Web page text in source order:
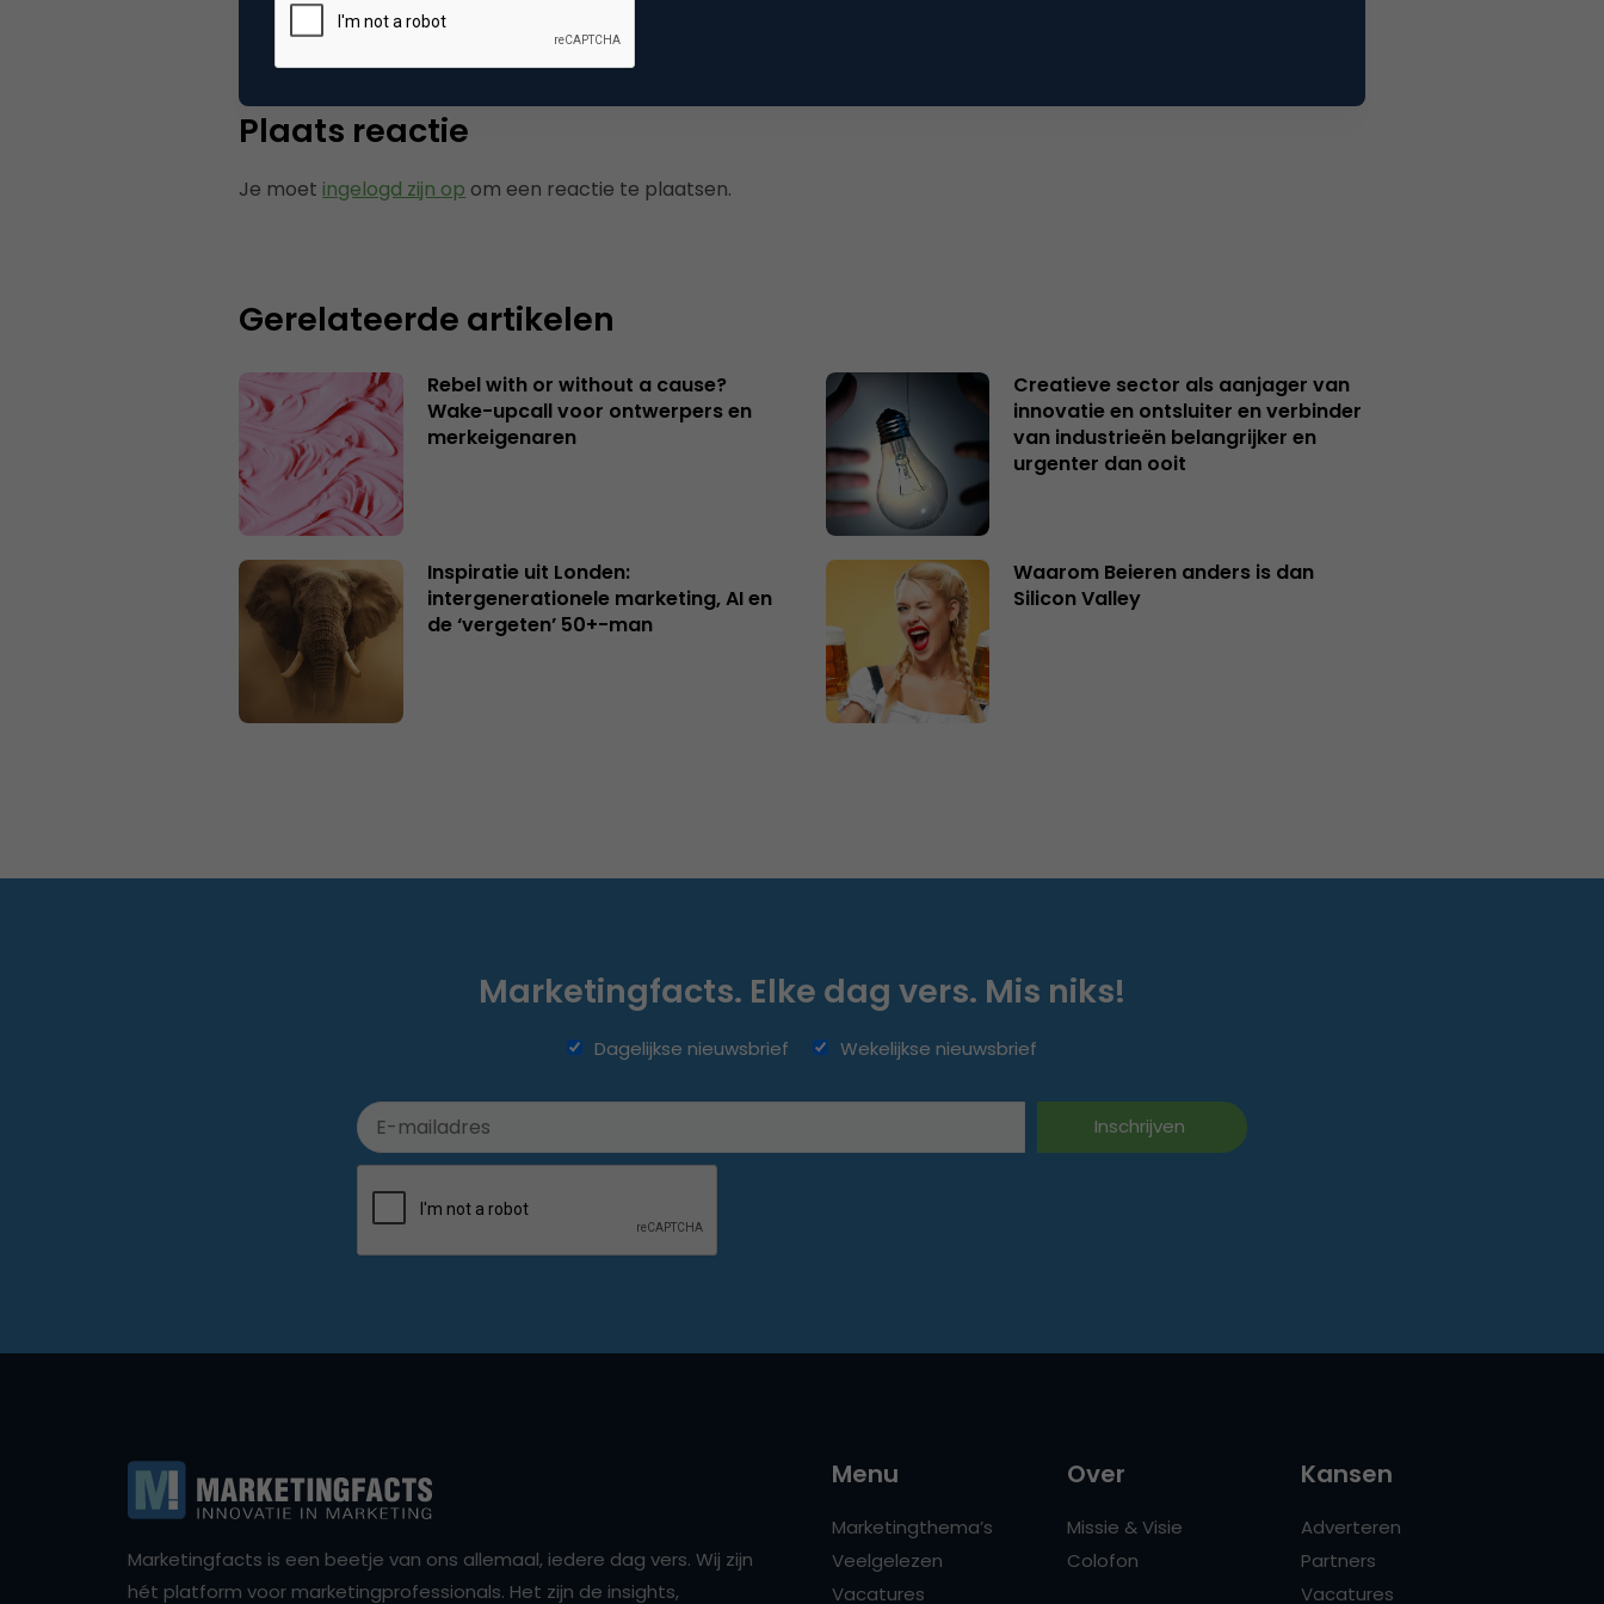
Plaats reactie
Je moet ingelogd zijn op om een reactie te plaatsen.
Gerelateerde artikelen
Rebel with or without a cause?
Wake-upcall voor ontwerpers en
merkeigenaren
Creatieve sector als aanjager van
innovatie en ontsluiter en verbinder
van industrieën belangrijker en
urgenter dan ooit
Inspiratie uit Londen:
intergenerationele marketing, AI en
de ‘vergeten’ 50+-man
Waarom Beieren anders is dan
Silicon Valley
Marketingfacts. Elke dag vers. Mis niks!
Dagelijkse nieuwsbrief Wekelijkse nieuwsbrief
Marketingfacts is een beetje van ons allemaal, iedere dag vers. Wij zijn
hét platform voor marketingprofessionals. Het zijn de insights,
Menu
Marketingthema’s
Veelgelezen
Vacatures
Over
Missie & Visie
Colofon
Kansen
Adverteren
Partners
Vacatures